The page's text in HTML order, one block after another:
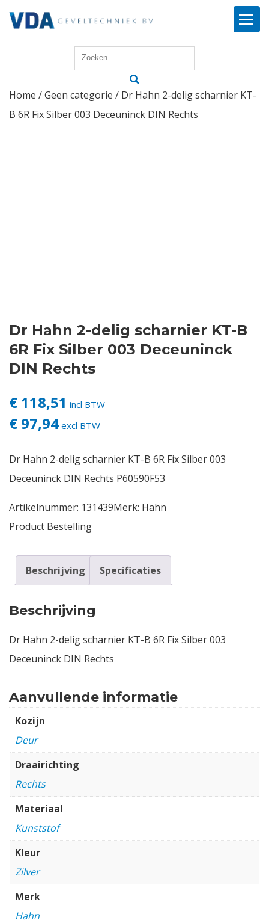
Reparatie
Login
Vacatures
Home /Geen categorie / Dr Hahn 2-delig scharnier KT-
B 6R Fix Silber 003 Deceuninck DIN Rechts
Dr Hahn 2-delig scharnier KT-B
6R Fix Silber 003 Deceuninck
DIN Rechts
€ 118,51 incl BTW
€ 97,94 excl BTW
Dr Hahn 2-delig scharnier KT-B 6R Fix Silber 003
Deceuninck DIN Rechts P60590F53
Artikelnummer: 131439Merk: Hahn
Product Bestelling
Beschrijving Specificaties
Beschrijving
Dr Hahn 2-delig scharnier KT-B 6R Fix Silber 003
Deceuninck DIN Rechts
Aanvullende informatie
Kozijn
Deur
Draairichting
Rechts
Materiaal
Kunststof
Kleur
Zilver
Merk
Hahn